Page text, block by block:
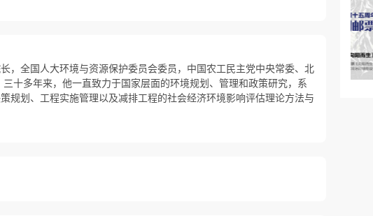
，全国人大环境与资源保护委员会委员，中国农工民主党中央常委、北
十多年来，他一直致力于国家层面的环境规划、管理和政策研究，系
规划、工程实施管理以及减排工程的社会经济环境影响评估理论方法与